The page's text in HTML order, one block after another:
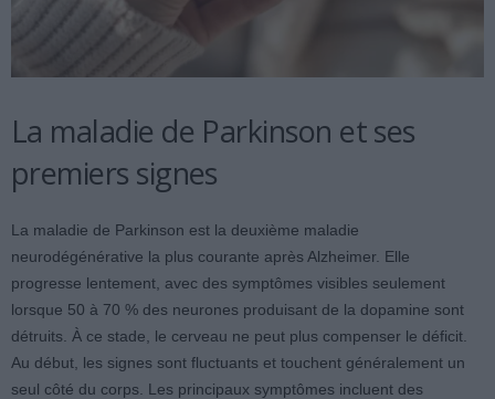
La maladie de Parkinson et ses
premiers signes
La maladie de Parkinson est la deuxième maladie
neurodégénérative la plus courante après Alzheimer. Elle
progresse lentement, avec des symptômes visibles seulement
lorsque 50 à 70 % des neurones produisant de la dopamine sont
détruits. À ce stade, le cerveau ne peut plus compenser le déficit.
Au début, les signes sont fluctuants et touchent généralement un
seul côté du corps. Les principaux symptômes incluent des